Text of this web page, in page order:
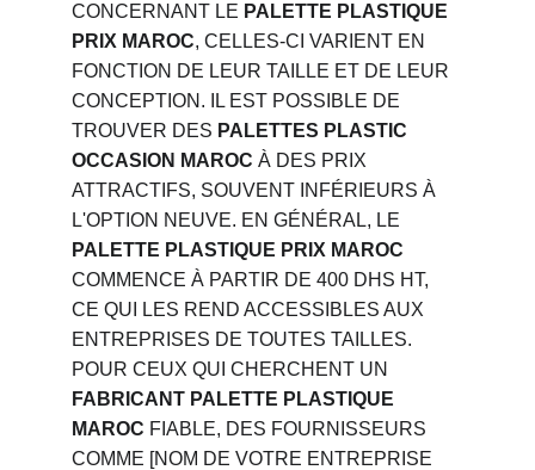
CONCERNANT LE PALETTE PLASTIQUE
PRIX MAROC, CELLES-CI VARIENT EN
FONCTION DE LEUR TAILLE ET DE LEUR
CONCEPTION. IL EST POSSIBLE DE
TROUVER DES PALETTES PLASTIC
OCCASION MAROC À DES PRIX
ATTRACTIFS, SOUVENT INFÉRIEURS À
L'OPTION NEUVE. EN GÉNÉRAL, LE
PALETTE PLASTIQUE PRIX MAROC
COMMENCE À PARTIR DE 400 DHS HT,
CE QUI LES REND ACCESSIBLES AUX
ENTREPRISES DE TOUTES TAILLES.
POUR CEUX QUI CHERCHENT UN
FABRICANT PALETTE PLASTIQUE
MAROC FIABLE, DES FOURNISSEURS
COMME [NOM DE VOTRE ENTREPRISE